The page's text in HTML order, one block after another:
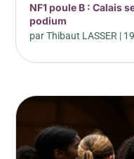
NF1 poule B : Calais
podium
parThibaut LASSER |